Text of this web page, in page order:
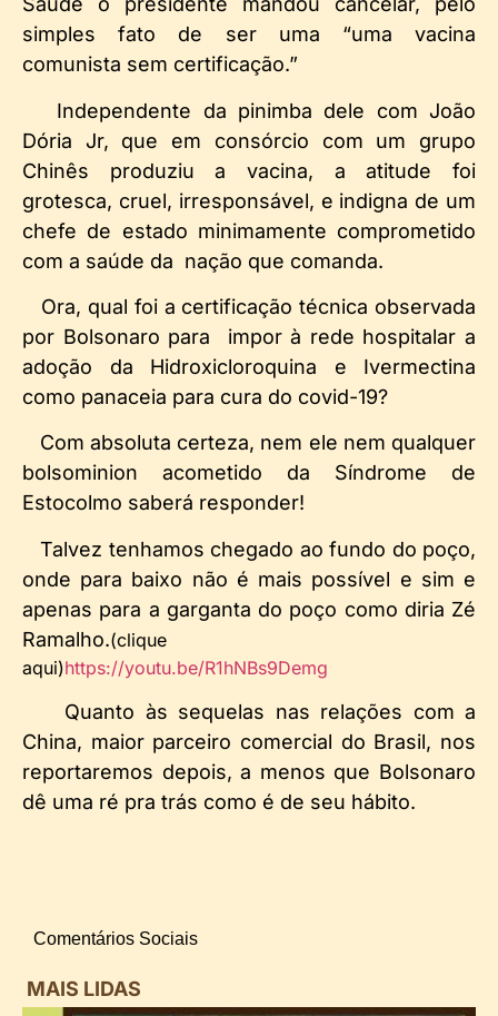
simples fato de ser uma “uma vacina
comunista sem certificação.”
Independente da pinimba dele com João
Dória Jr, que em consórcio com um grupo
Chinês produziu a vacina, a atitude foi
grotesca, cruel, irresponsável, e indigna de um
chefe de estado minimamente comprometido
com a saúde da nação que comanda.
Ora, qual foi a certificação técnica observada
por Bolsonaro para impor à rede hospitalar a
adoção da Hidroxicloroquina e Ivermectina
como panaceia para cura do covid-19?
Com absoluta certeza, nem ele nem qualquer
bolsominion acometido da Síndrome de
Estocolmo saberá responder!
Talvez tenhamos chegado ao fundo do poço,
onde para baixo não é mais possível e sim e
apenas para a garganta do poço como diria Zé
Ramalho.(clique
aqui)https://youtu.be/R1hNBs9Demg
Quanto às sequelas nas relações com a
China, maior parceiro comercial do Brasil, nos
reportaremos depois, a menos que Bolsonaro
dê uma ré pra trás como é de seu hábito.
Comentários Sociais
MAIS LIDAS